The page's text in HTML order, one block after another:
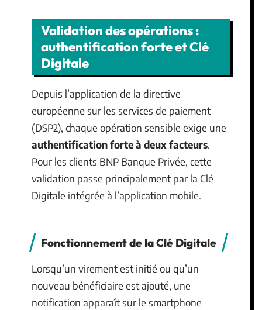
Validation des opérations :
authentification forte et Clé
Digitale
Depuis l’application de la directive
européenne sur les services de paiement
(DSP2), chaque opération sensible exige une
authentification forte à deux facteurs.
Pour les clients BNP Banque Privée, cette
validation passe principalement par la Clé
Digitale intégrée à l’application mobile.
Fonctionnement de la Clé Digitale
Lorsqu’un virement est initié ou qu’un
nouveau bénéficiaire est ajouté, une
notification apparaît sur le smartphone